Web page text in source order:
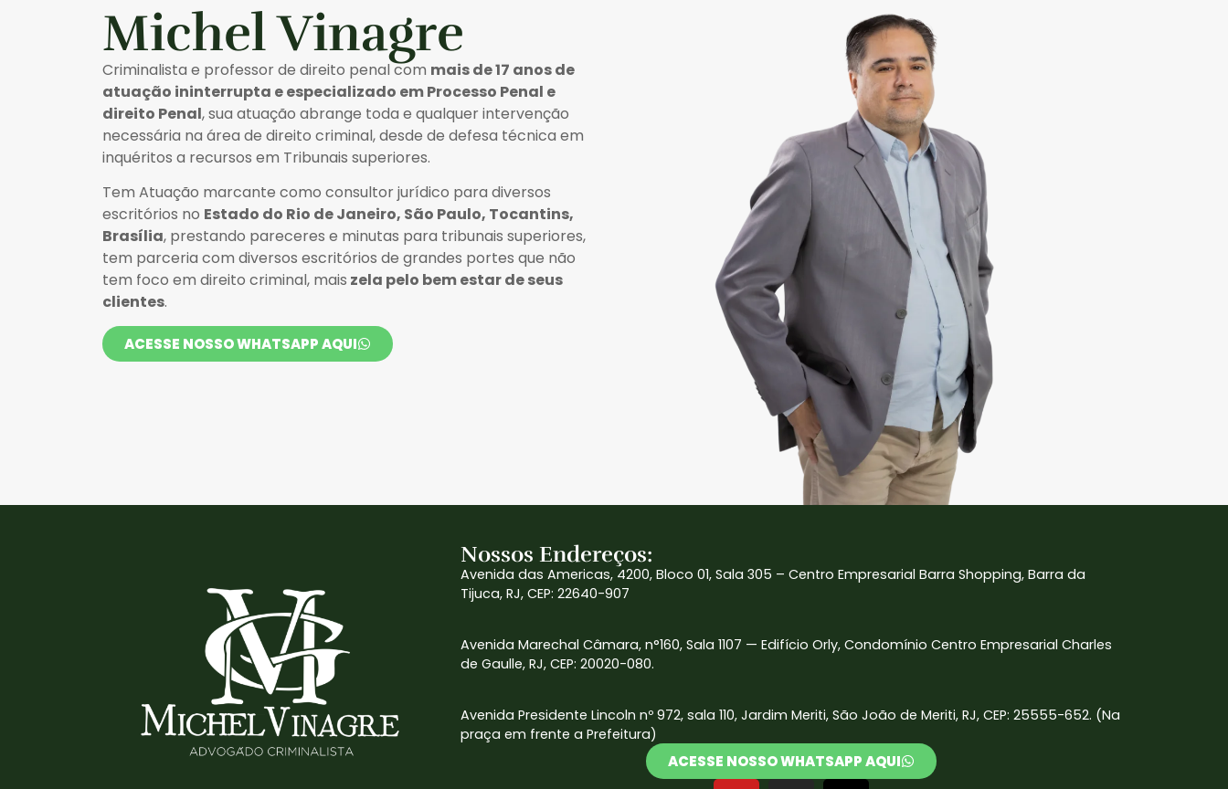
Michel Vinagre
Criminalista e professor de direito penal com mais de 17 anos de
atuação ininterrupta e especializado em Processo Penal e
direito Penal, sua atuação abrange toda e qualquer intervenção
necessária na área de direito criminal, desde de defesa técnica em
inquéritos a recursos em Tribunais superiores.
Tem Atuação marcante como consultor jurídico para diversos
escritórios no Estado do Rio de Janeiro, São Paulo, Tocantins,
Brasília, prestando pareceres e minutas para tribunais superiores,
tem parceria com diversos escritórios de grandes portes que não
tem foco em direito criminal, mais zela pelo bem estar de seus
clientes.
ACESSE NOSSO WHATSAPP AQUI
Nossos Endereços:
Avenida das Americas, 4200, Bloco 01, Sala 305 – Centro Empresarial Barra Shopping, Barra da
Tijuca, RJ, CEP: 22640-907
Avenida Marechal Câmara, n°160, Sala 1107 — Edifício Orly, Condomínio Centro Empresarial Charles
de Gaulle, RJ, CEP: 20020-080.
Avenida Presidente Lincoln nº 972, sala 110, Jardim Meriti, São João de Meriti, RJ, CEP: 25555-652. (Na
praça em frente a Prefeitura)
ACESSE NOSSO WHATSAPP AQUI